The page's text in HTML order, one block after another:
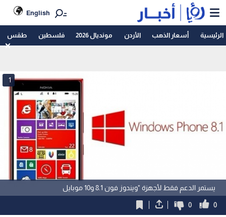
English
الرئيسية أسعار الذهب الأردن مونديال 2026 فلسطين طقس
يستمر الدعم فقط لأجهزة "ويندوز فون 8.1 و10 موبايل
1
0
0